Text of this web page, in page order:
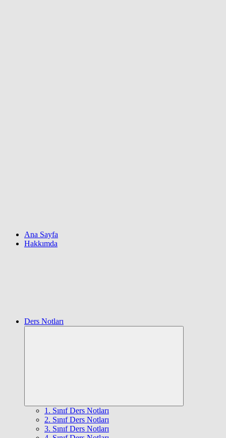
Ana Sayfa
Hakkımda
Ders Notları
1. Sınıf Ders Notları
2. Sınıf Ders Notları
3. Sınıf Ders Notları